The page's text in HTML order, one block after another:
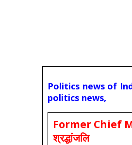
Politics news of
politics news,
Former Chief
श्रद्धांजलि